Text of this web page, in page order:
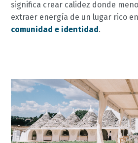
significa crear calidez donde
extraer energía de un lugar rico
comunidad e identidad.